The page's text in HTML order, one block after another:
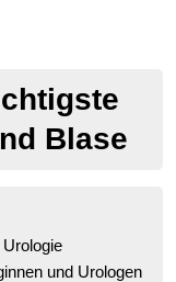
Blase
und Urologen